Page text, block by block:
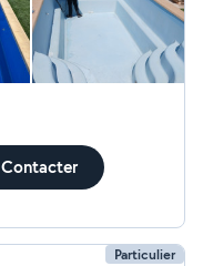
Contacter
Particulier